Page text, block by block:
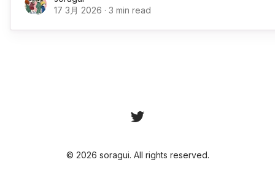
17 3月 2026 · 3 min read
© 2026 soragui. All rights reserved.